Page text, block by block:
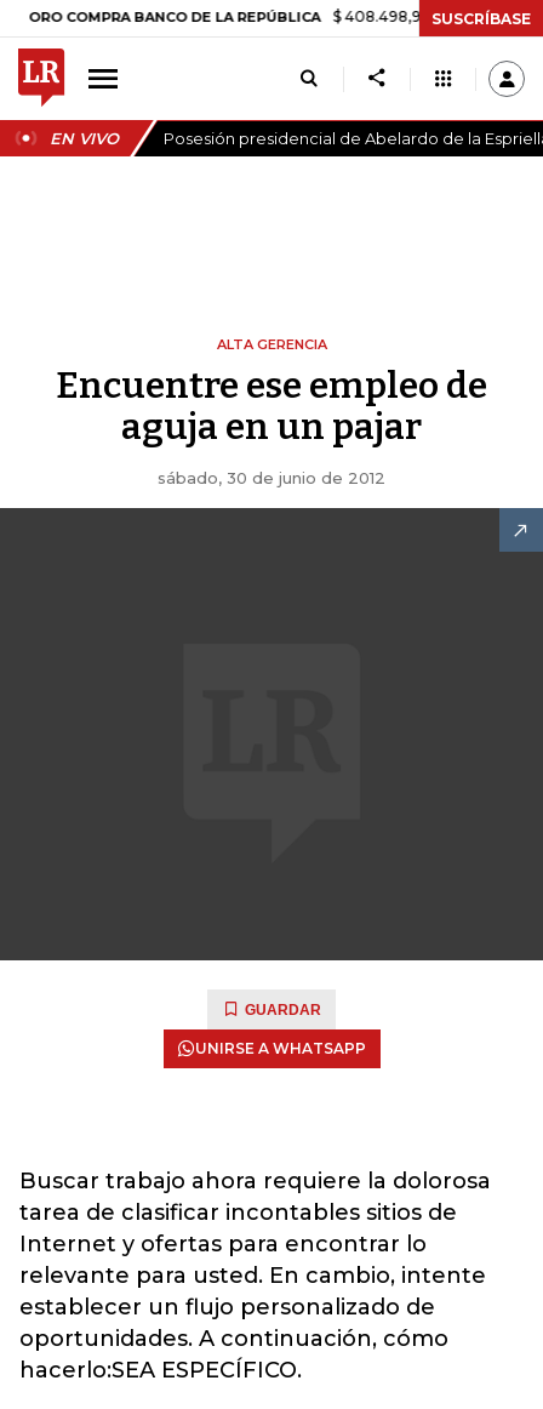
COMPRA BANCO DE LA REPÚBLICA $ 408.498,97 +$ 8.753,81 +2,19%
SUSCRÍBASE
EN VIVO Posesión presidencial de Abelardo de la
ALTA GERENCIA
Encuentre ese empleo de
aguja en un pajar
sábado, 30 de junio de 2012
GUARDAR
UNIRSE A WHATSAPP
Buscar trabajo ahora requiere la dolorosa
tarea de clasificar incontables sitios de
Internet y ofertas para encontrar lo
relevante para usted. En cambio, intente
establecer un flujo personalizado de
oportunidades. A continuación, cómo
hacerlo:SEA ESPECÍFICO.